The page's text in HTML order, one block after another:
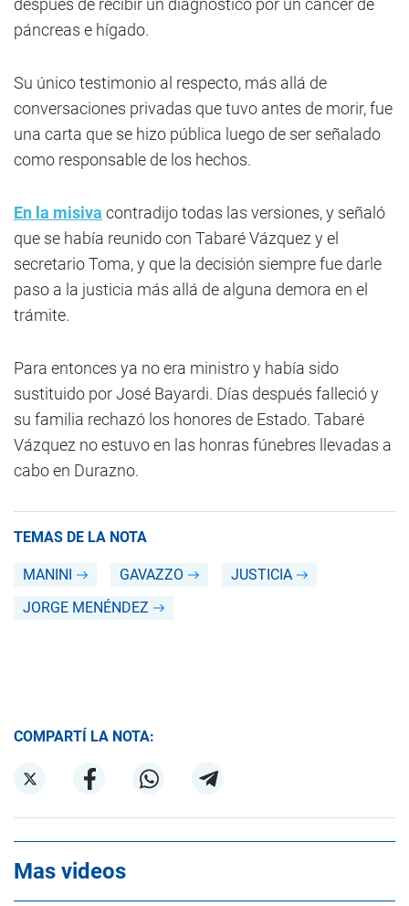
después de recibir un diagnóstico por un cáncer de
páncreas e hígado.
Su único testimonio al respecto, más allá de
conversaciones privadas que tuvo antes de morir, fue
una carta que se hizo pública luego de ser señalado
como responsable de los hechos.
En la misiva contradijo todas las versiones, y señaló
que se había reunido con Tabaré Vázquez y el
secretario Toma, y que la decisión siempre fue darle
paso a la justicia más allá de alguna demora en el
trámite.
Para entonces ya no era ministro y había sido
sustituido por José Bayardi. Días después falleció y
su familia rechazó los honores de Estado. Tabaré
Vázquez no estuvo en las honras fúnebres llevadas a
cabo en Durazno.
TEMAS DE LA NOTA
MANINI GAVAZZO
JUSTICIA
JORGE MENÉNDEZ
COMPARTÍ LA NOTA:
Mas videos